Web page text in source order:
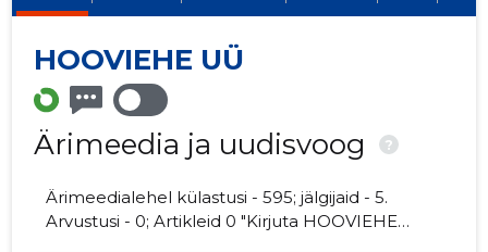
HOOVIEHE UÜ
Ärimeedia ja uudisvoog ?
Ärimeedialehel külastusi - 595; jälgijaid - 5.
Arvustusi - 0; Artikleid 0 "Kirjuta HOOVIEHE